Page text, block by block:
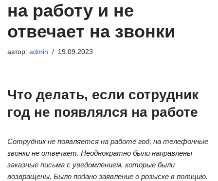
на работу и не
отвечает на звонки
автор: admin 19.09.2023
Что делать, если сотрудник
год не появлялся на работе
Сотрудник не появляется на работе год, на телефонные
звонки не отвечает. Неоднократно были направлены
заказные письма с уведомлением, которые были
возвращены. Было подано заявление о розыске в полицию.